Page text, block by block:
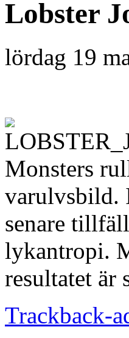
Lobster
lördag 19
Monsters
varulvsbild.
senare
lykantropi.
resultatet är
Trackback-